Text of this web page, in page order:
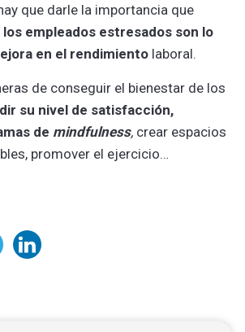
que darle la importancia que
los empleados estresados son lo
en el rendimiento laboral.
de conseguir el bienestar de los
su nivel de satisfacción,
de mindfulness, crear espacios
promover el ejercicio…